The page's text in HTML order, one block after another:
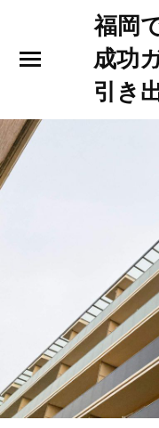
福岡
成功
引き